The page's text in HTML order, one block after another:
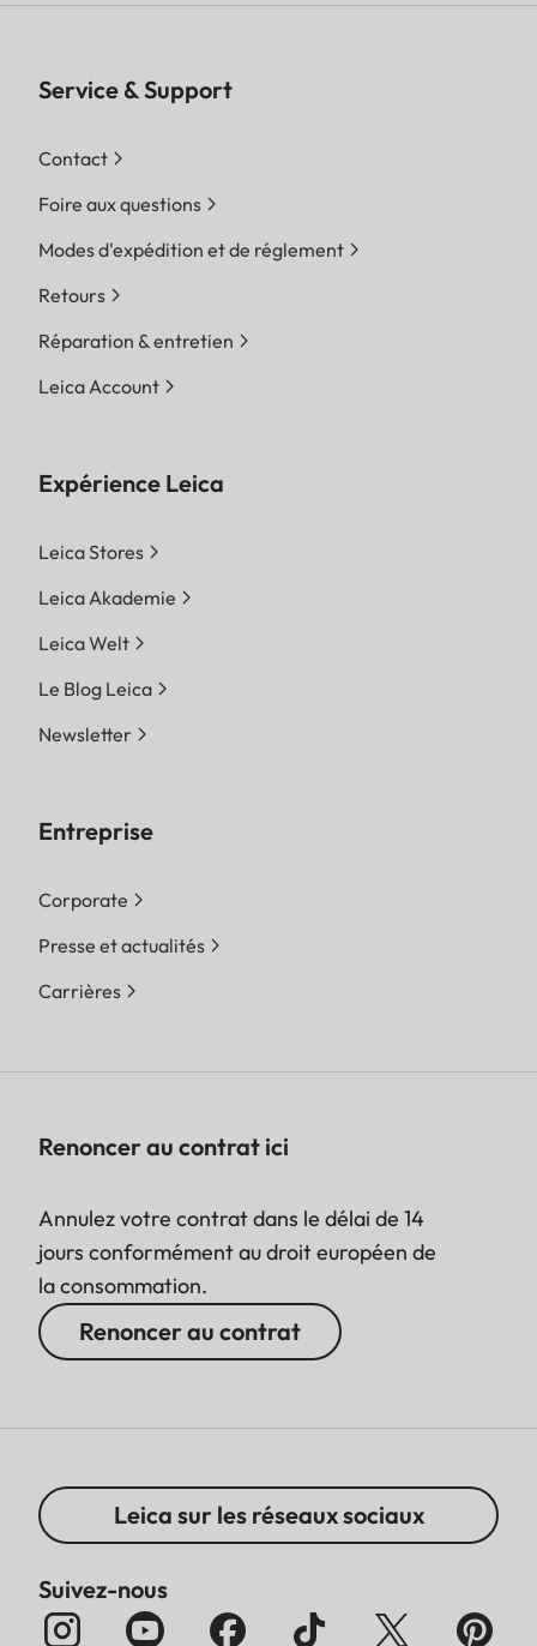
Service & Support
Contact
Foire aux questions
Modes d'expédition et de réglement
Retours
Réparation & entretien
Leica Account
Expérience Leica
Leica Stores
Leica Akademie
Leica Welt
Le Blog Leica
Newsletter
Entreprise
Corporate
Presse et actualités
Carrières
Renoncer au contrat ici
Annulez votre contrat dans le délai de 14
jours conformément au droit européen de
la consommation.
Renoncer au contrat
Leica sur les réseaux sociaux
Suivez-nous